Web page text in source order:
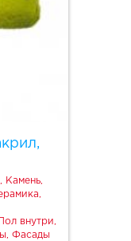
Камень,
внутри,
Фасады